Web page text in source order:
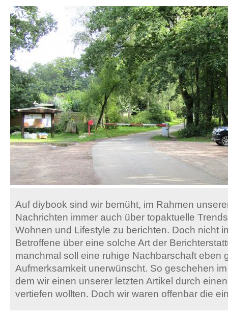
Auf diybook sind wir bemüht, im Rahmen
Nachrichten immer auch über topaktuelle
Wohnen und Lifestyle zu berichten. Doch nicht
Betroffene über eine solche Art der
manchmal soll eine ruhige Nachbarschaft eben
Aufmerksamkeit unerwünscht. So geschehen
dem wir einen unserer letzten Artikel durch
vertiefen wollten. Doch wir waren offenbar die